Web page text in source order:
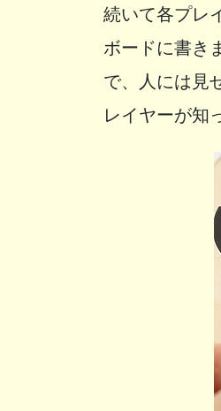
続いて各プレ
ボードに書き
で、人には見
レイヤーが知